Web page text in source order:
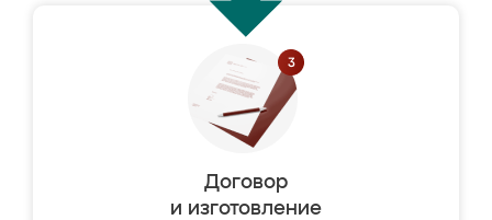
Договор
и изготовление